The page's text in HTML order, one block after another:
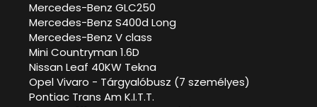
Mercedes-Benz GLC250
Mercedes-Benz S400d Long
Mercedes-Benz V class
Mini Countryman 1.6D
Nissan Leaf 40KW Tekna
Opel Vivaro - Tárgyalóbusz (7 személyes)
Pontiac Trans Am K.I.T.T.